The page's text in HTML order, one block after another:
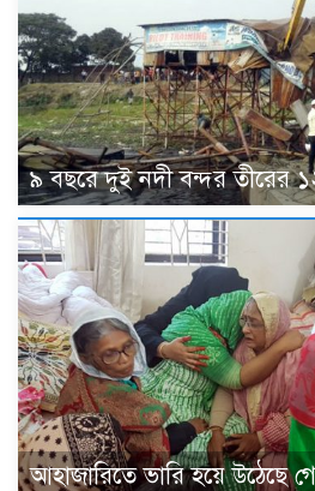
৯ বছরে দুই নদী বন্দর তীরের
আহাজারিতে ভারি হয়ে উঠেছে